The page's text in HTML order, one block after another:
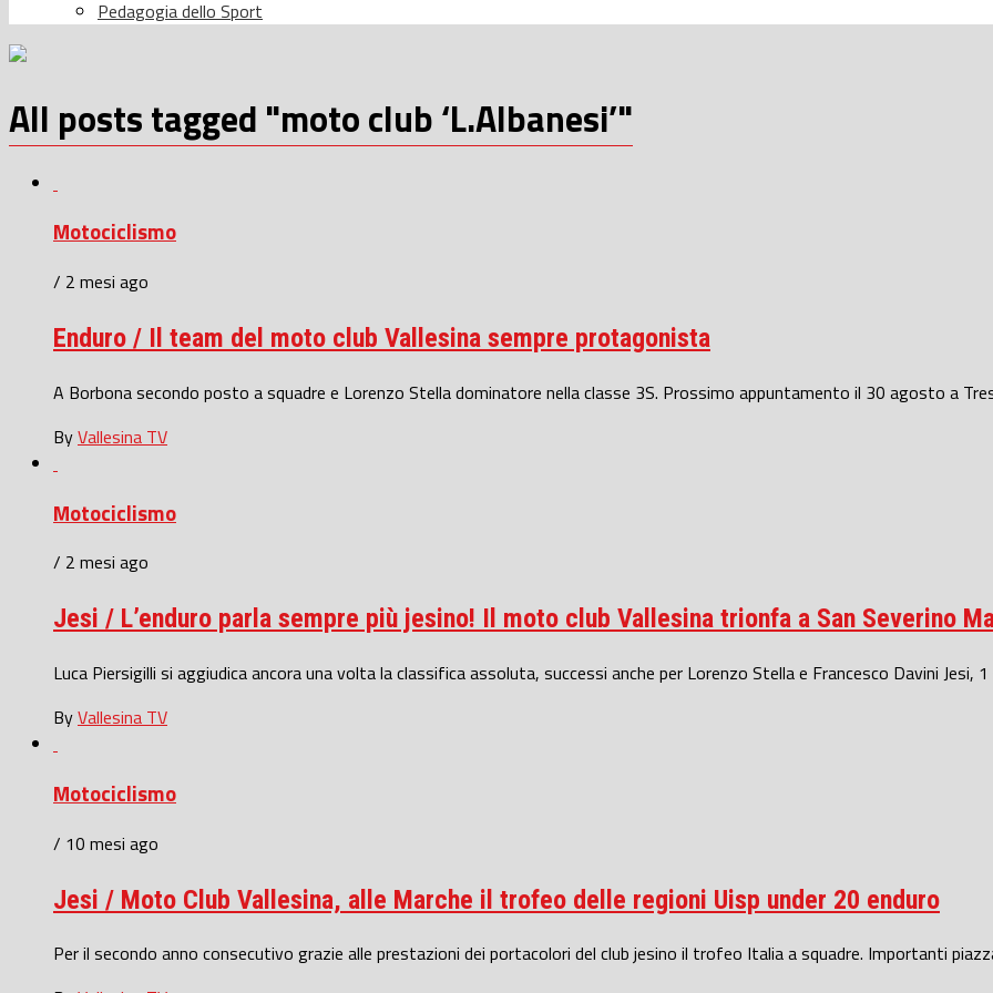
Pedagogia dello Sport
All posts tagged "moto club ‘L.Albanesi’"
Motociclismo
/ 2 mesi ago
Enduro / Il team del moto club Vallesina sempre protagonista
A Borbona secondo posto a squadre e Lorenzo Stella dominatore nella classe 3S. Prossimo appuntamento il 30 agosto a
ByVallesina TV
Motociclismo
/ 2 mesi ago
Jesi / L’enduro parla sempre più jesino! Il moto club Vallesina trionfa a San Severino
Luca Piersigilli si aggiudica ancora una volta la classifica assoluta, successi anche per Lorenzo Stella e Francesco Davini Jesi, 1
ByVallesina TV
Motociclismo
/ 10 mesi ago
Jesi / Moto Club Vallesina, alle Marche il trofeo delle regioni Uisp under 20 enduro
Per il secondo anno consecutivo grazie alle prestazioni dei portacolori del club jesino il trofeo Italia a squadre. Importanti